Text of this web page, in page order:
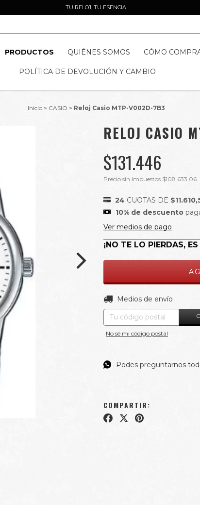
TU RELOJ, TU ESENCIA.
PRODUCTOS QUIÉNES SOMOS CÓMO
POLÍTICA DE DEVOLUCIÓN Y CAMBIO
Inicio > CASIO > Reloj Casio MTP-V002D-7B3
RELOJ CASIO
$131.446
Precio sin impuestos $108.633,06
24 CUOTAS DE
10% de descuento
Ver medios de pago
¡NO TE LO PIERDAS,
Entregas para el CP:
Medios de envío
No sé mi código postal
Podes preguntarnos
COMPARTIR: